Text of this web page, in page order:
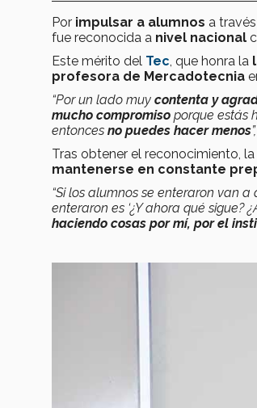
Por impulsar a alumnos a
fue reconocida a nivel nacional
Este mérito del Tec , que honra la
profesora de Mercadotecnia
“Por un lado muy contenta y
mucho compromiso porque estás
entonces no puedes hacer menos”,
Tras obtener el reconocimiento,
mantenerse en constante
“Si los alumnos se enteraron van a
enteraron es ‘¿Y ahora qué sigue?
haciendo cosas por mí, por el